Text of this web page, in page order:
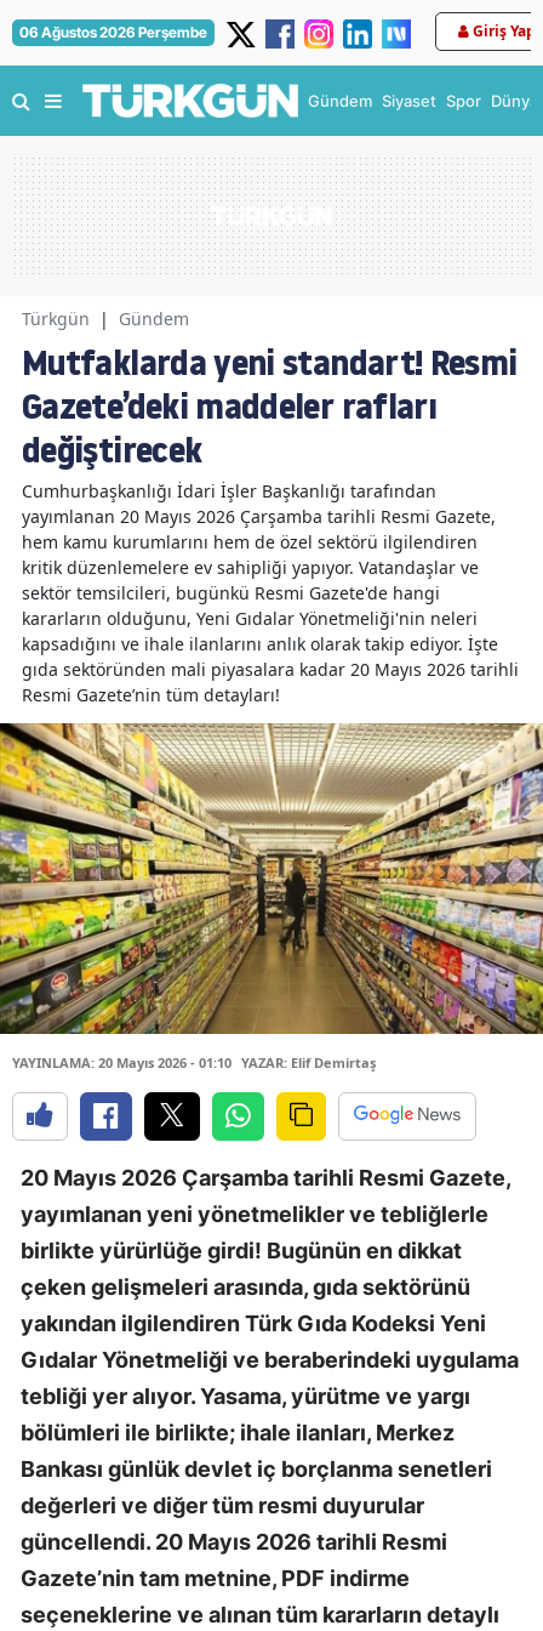
06 Ağustos 2026 Perşembe Giriş Yap
Gündem Siyaset Spor Dünya
Türkgün | Gündem
Mutfaklarda yeni standart! Resmi
Gazete’deki maddeler rafları
değiştirecek
Cumhurbaşkanlığı İdari İşler Başkanlığı tarafından
yayımlanan 20 Mayıs 2026 Çarşamba tarihli Resmi Gazete,
hem kamu kurumlarını hem de özel sektörü ilgilendiren
kritik düzenlemelere ev sahipliği yapıyor. Vatandaşlar ve
sektör temsilcileri, bugünkü Resmi Gazete'de hangi
kararların olduğunu, Yeni Gıdalar Yönetmeliği'nin neleri
kapsadığını ve ihale ilanlarını anlık olarak takip ediyor. İşte
gıda sektöründen mali piyasalara kadar 20 Mayıs 2026 tarihli
Resmi Gazete’nin tüm detayları!
YAYINLAMA: 20 Mayıs 2026 - 01:10 YAZAR: Elif Demirtaş
20 Mayıs 2026 Çarşamba tarihli Resmi Gazete,
yayımlanan yeni yönetmelikler ve tebliğlerle
birlikte yürürlüğe girdi! Bugünün en dikkat
çeken gelişmeleri arasında, gıda sektörünü
yakından ilgilendiren Türk Gıda Kodeksi Yeni
Gıdalar Yönetmeliği ve beraberindeki uygulama
tebliği yer alıyor. Yasama, yürütme ve yargı
bölümleri ile birlikte; ihale ilanları, Merkez
Bankası günlük devlet iç borçlanma senetleri
değerleri ve diğer tüm resmi duyurular
güncellendi. 20 Mayıs 2026 tarihli Resmi
Gazete’nin tam metnine, PDF indirme
seçeneklerine ve alınan tüm kararların detaylı